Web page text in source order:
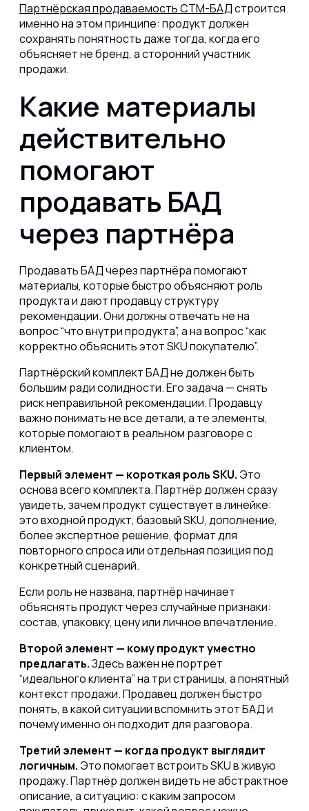
Партнёрская продаваемость СТМ-БАДстроится
именно на этом принципе: продукт должен
сохранять понятность даже тогда, когда его
объясняет не бренд, а сторонний участник
продажи.
Какие материалы
действительно
помогают
продавать БАД
через партнёра
Продавать БАД через партнёра помогают
материалы, которые быстро объясняют роль
продукта и дают продавцу структуру
рекомендации. Они должны отвечать не на
вопрос “что внутри продукта”, а на вопрос “как
корректно объяснить этот SKU покупателю”.
Партнёрский комплект БАД не должен быть
большим ради солидности. Его задача — снять
риск неправильной рекомендации. Продавцу
важно понимать не все детали, а те элементы,
которые помогают в реальном разговоре с
клиентом.
Первый элемент — короткая роль SKU. Это
основа всего комплекта. Партнёр должен сразу
увидеть, зачем продукт существует в линейке:
это входной продукт, базовый SKU, дополнение,
более экспертное решение, формат для
повторного спроса или отдельная позиция под
конкретный сценарий.
Если роль не названа, партнёр начинает
объяснять продукт через случайные признаки:
состав, упаковку, цену или личное впечатление.
Второй элемент — кому продукт уместно
предлагать.Здесь важен не портрет
“идеального клиента” на три страницы, а понятный
контекст продажи. Продавец должен быстро
понять, в какой ситуации вспомнить этот БАД и
почему именно он подходит для разговора.
Третий элемент — когда продукт выглядит
логичным. Это помогает встроить SKU в живую
продажу. Партнёр должен видеть не абстрактное
описание, а ситуацию: с каким запросом